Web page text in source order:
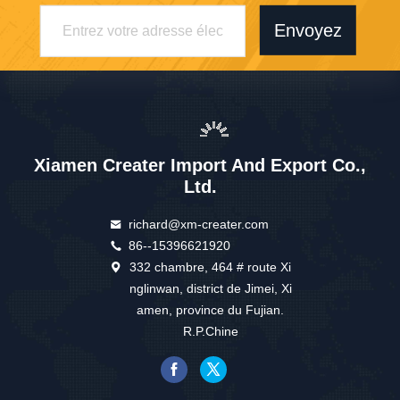
Envoyez
Xiamen Creater Import And Export Co.,
Ltd.
richard@xm-creater.com
86--15396621920
332 chambre, 464 # route Xi
nglinwan, district de Jimei, Xi
amen, province du Fujian.
R.P.Chine